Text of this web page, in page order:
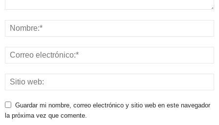
Guardar mi nombre, correo electrónico y sitio web en este navegador
la próxima vez que comente.